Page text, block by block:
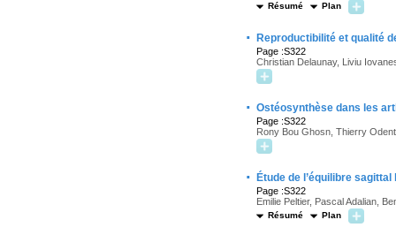
Résumé Plan
· Reproductibilité et qualité
Page :S322
Christian Delaunay, Liviu
· Ostéosynthèse dans les
Page :S322
Rony Bou Ghosn, Thierry
· Étude de l’équilibre
Page :S322
Emilie Peltier, Pascal Adalian,
Résumé Plan